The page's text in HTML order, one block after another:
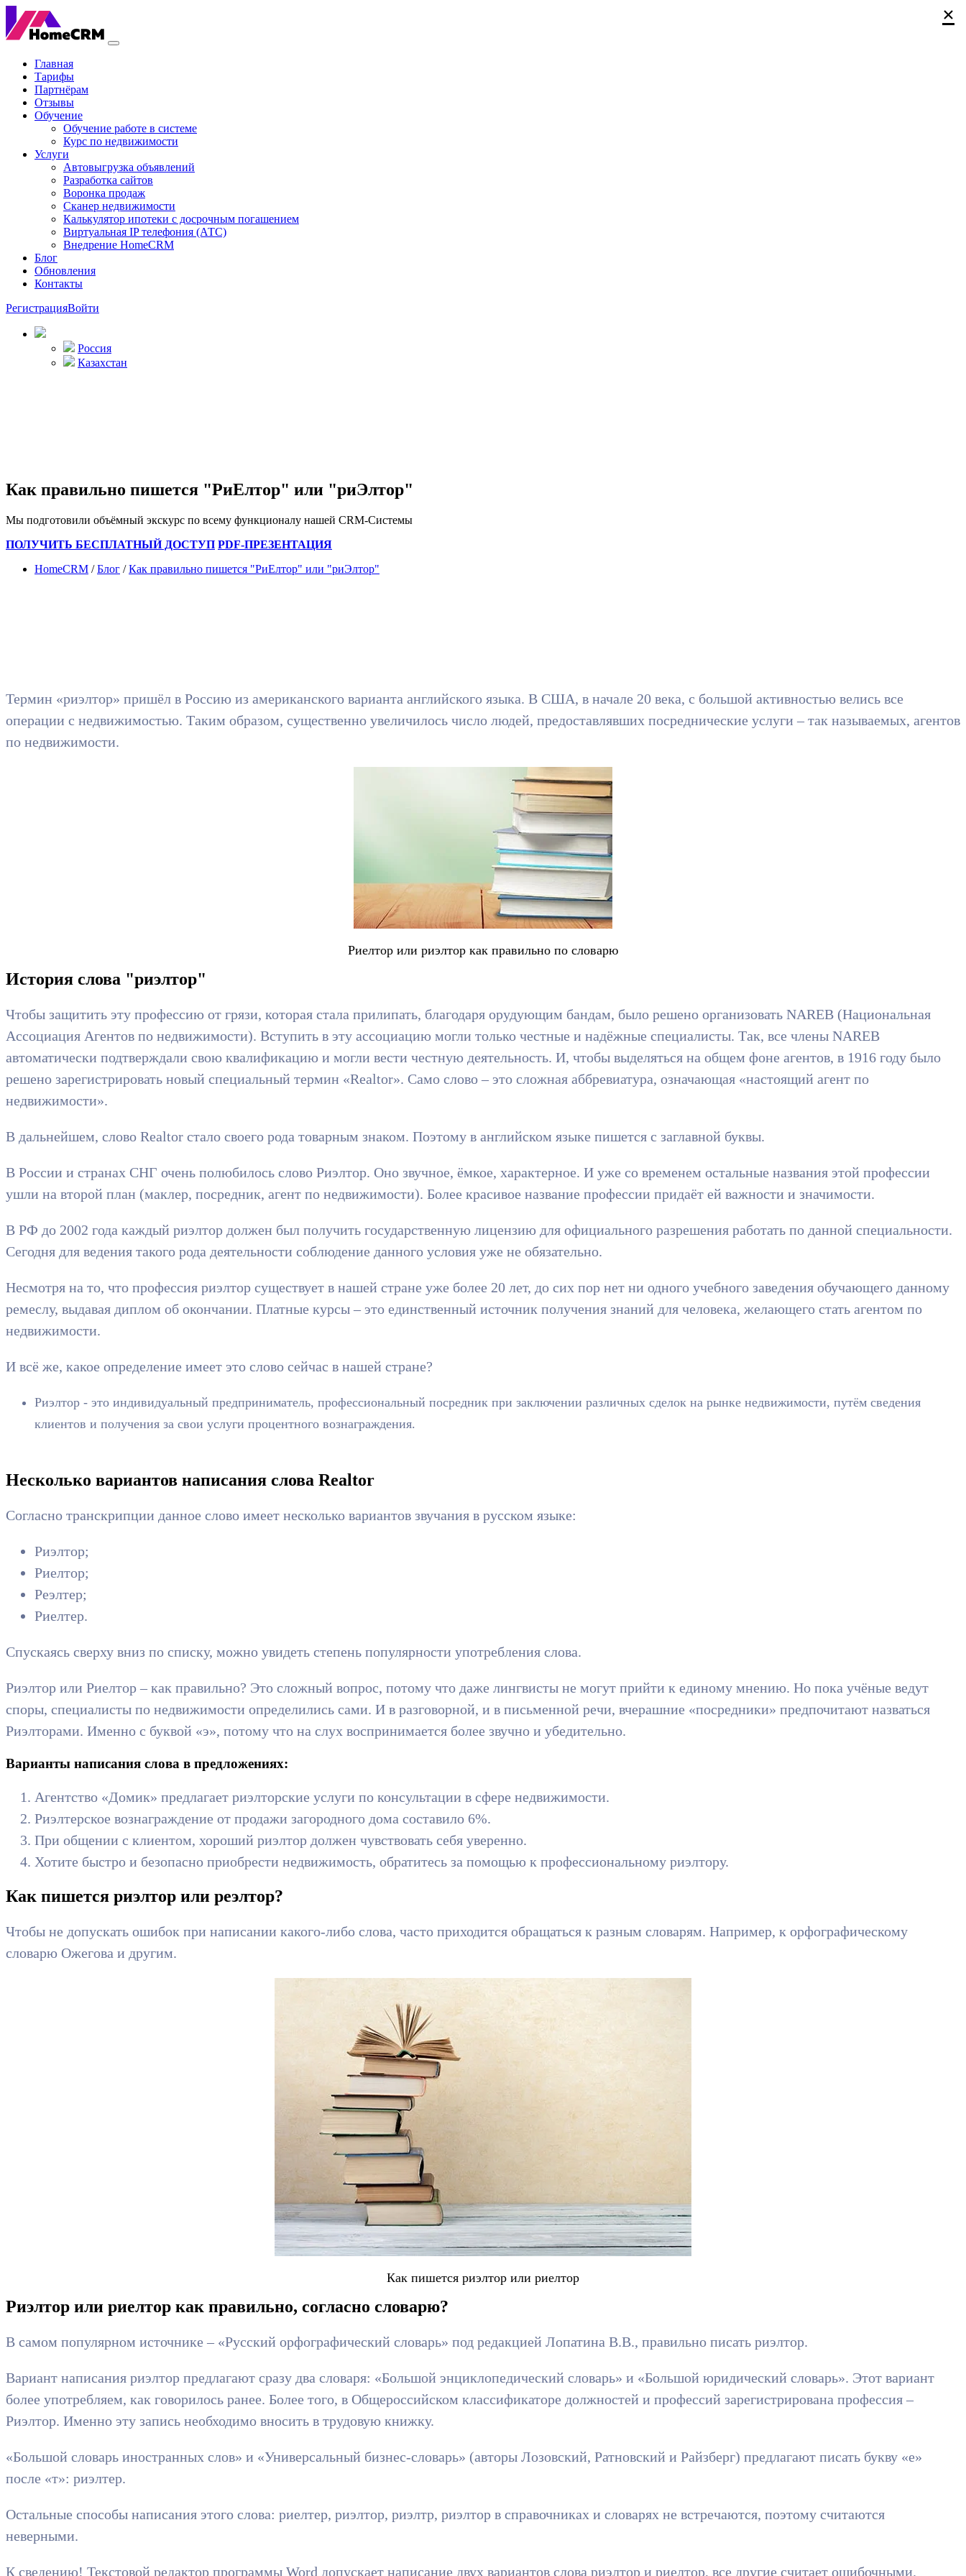
Главная
Тарифы
Партнёрам
Отзывы
Обучение
Обучение работе в системе
Курс по недвижимости
Услуги
Автовыгрузка объявлений
Разработка сайтов
Воронка продаж
Сканер недвижимости
Калькулятор ипотеки с досрочным погашением
Виртуальная IP телефония (АТС)
Внедрение HomeCRM
Блог
Обновления
Контакты
РегистрацияВойти
Россия
Казахстан
Как правильно пишется "РиЕлтор" или "риЭлтор"
Мы подготовили объёмный экскурс по всему функционалу нашей CRM-Системы
ПОЛУЧИТЬ БЕСПЛАТНЫЙ ДОСТУП PDF-ПРЕЗЕНТАЦИЯ
HomeCRM /Блог /Как правильно пишется "РиЕлтор" или "риЭлтор"
Термин «риэлтор» пришёл в Россию из американского варианта английского языка. В США, в начале 20 века, с большой активностью велись все
операции с недвижимостью. Таким образом, существенно увеличилось число людей, предоставлявших посреднические услуги – так называемых, агентов
по недвижимости.
Риелтор или риэлтор как правильно по словарю
История слова "риэлтор"
Чтобы защитить эту профессию от грязи, которая стала прилипать, благодаря орудующим бандам, было решено организовать NAREB (Национальная
Ассоциация Агентов по недвижимости). Вступить в эту ассоциацию могли только честные и надёжные специалисты. Так, все члены NAREB
автоматически подтверждали свою квалификацию и могли вести честную деятельность. И, чтобы выделяться на общем фоне агентов, в 1916 году было
решено зарегистрировать новый специальный термин «Realtor». Само слово – это сложная аббревиатура, означающая «настоящий агент по
недвижимости».
В дальнейшем, слово Realtor стало своего рода товарным знаком. Поэтому в английском языке пишется с заглавной буквы.
В России и странах СНГ очень полюбилось слово Риэлтор. Оно звучное, ёмкое, характерное. И уже со временем остальные названия этой профессии
ушли на второй план (маклер, посредник, агент по недвижимости). Более красивое название профессии придаёт ей важности и значимости.
В РФ до 2002 года каждый риэлтор должен был получить государственную лицензию для официального разрешения работать по данной специальности.
Сегодня для ведения такого рода деятельности соблюдение данного условия уже не обязательно.
Несмотря на то, что профессия риэлтор существует в нашей стране уже более 20 лет, до сих пор нет ни одного учебного заведения обучающего данному
ремеслу, выдавая диплом об окончании. Платные курсы – это единственный источник получения знаний для человека, желающего стать агентом по
недвижимости.
И всё же, какое определение имеет это слово сейчас в нашей стране?
Риэлтор - это индивидуальный предприниматель, профессиональный посредник при заключении различных сделок на рынке недвижимости, путём сведения
клиентов и получения за свои услуги процентного вознаграждения.
Несколько вариантов написания слова Realtor
Согласно транскрипции данное слово имеет несколько вариантов звучания в русском языке:
Риэлтор;
Риелтор;
Реэлтер;
Риелтер.
Спускаясь сверху вниз по списку, можно увидеть степень популярности употребления слова.
Риэлтор или Риелтор – как правильно? Это сложный вопрос, потому что даже лингвисты не могут прийти к единому мнению. Но пока учёные ведут
споры, специалисты по недвижимости определились сами. И в разговорной, и в письменной речи, вчерашние «посредники» предпочитают назваться
Риэлторами. Именно с буквой «э», потому что на слух воспринимается более звучно и убедительно.
Варианты написания слова в предложениях:
Агентство «Домик» предлагает риэлторские услуги по консультации в сфере недвижимости.
Риэлтерское вознаграждение от продажи загородного дома составило 6%.
При общении с клиентом, хороший риэлтор должен чувствовать себя уверенно.
Хотите быстро и безопасно приобрести недвижимость, обратитесь за помощью к профессиональному риэлтору.
Как пишется риэлтор или реэлтор?
Чтобы не допускать ошибок при написании какого-либо слова, часто приходится обращаться к разным словарям. Например, к орфографическому
словарю Ожегова и другим.
Как пишется риэлтор или риелтор
Риэлтор или риелтор как правильно, согласно словарю?
В самом популярном источнике – «Русский орфографический словарь» под редакцией Лопатина В.В., правильно писать риэлтор.
Вариант написания риэлтор предлагают сразу два словаря: «Большой энциклопедический словарь» и «Большой юридический словарь». Этот вариант
более употребляем, как говорилось ранее. Более того, в Общероссийском классификаторе должностей и профессий зарегистрирована профессия –
Риэлтор. Именно эту запись необходимо вносить в трудовую книжку.
«Большой словарь иностранных слов» и «Универсальный бизнес-словарь» (авторы Лозовский, Ратновский и Райзберг) предлагают писать букву «е»
после «т»: риэлтер.
Остальные способы написания этого слова: риелтер, риэлтор, риэлтр, риэлтор в справочниках и словарях не встречаются, поэтому считаются
неверными.
К сведению! Текстовой редактор программы Word допускает написание двух вариантов слова риэлтор и риелтор, все другие считает ошибочными.
×
×
×